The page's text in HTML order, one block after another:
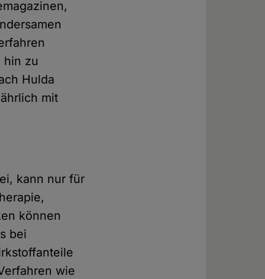
hin zu
Hulda
mit
kann nur für
können
bei
wie